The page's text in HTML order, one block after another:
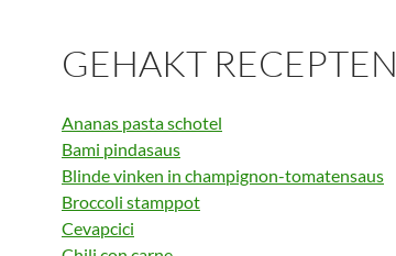
GEHAKT RECEPTEN
Ananas pasta schotel
Bami pindasaus
Blinde vinken in champignon-tomatensaus
Broccoli stamppot
Cevapcici